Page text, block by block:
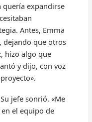
quería expandirse
Antes, Emma
dejando que otros
hizo algo que
y dijo, con voz
jefe sonrió. «Me
el equipo de